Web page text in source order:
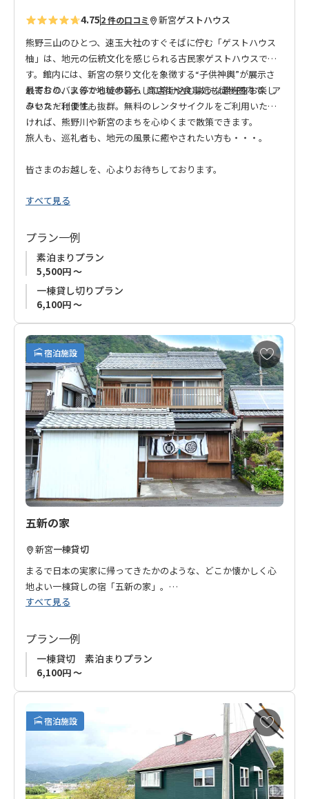
4.752 件の口コミ 新宮ゲストハウス
熊野三山のひとつ、速玉大社のすぐそばに佇む「ゲストハウス
柚」は、地元の伝統文化を感じられる古民家ゲストハウスで
す。館内には、新宮の祭り文化を象徴する“子供神輿”が展示さ
れており、まるで地域の暮らしに溶け込むような滞在をお楽し
みいただけます。
最寄りのバス停から徒歩5分、商店街や食事処も徒歩圏内で、ア
クセス・利便性も抜群。無料のレンタサイクルをご利用いただ
ければ、熊野川や新宮のまちを心ゆくまで散策できます。
旅人も、巡礼者も、地元の風景に癒やされたい方も・・・。
皆さまのお越しを、心よりお待ちしております。
すべて見る
プラン一例
素泊まりプラン
5,500円 ～
一棟貸し切りプラン
6,100円 ～
宿泊施設
お
気
に
入
り
に
追
加
五新の家
新宮一棟貸切
まるで日本の実家に帰ってきたかのような、どこか懐かしく心
地よい一棟貸しの宿「五新の家」。
熊野三山のひとつである「熊野速玉大社」や、「神倉神社」な
山・川・海の自然が日常のすぐそばにある静かな環境です。
宿から神倉神社までは徒歩15分、熊野速玉大社へも徒歩25分
と、歴史ある熊野の神々に出会えるロケーション。
どでアクセス可能です。
さらに、夏には三輪崎海水浴場（車で約10分）や川遊びも楽し
めるなど、四季折々の自然体験も魅力のひとつ。
徒歩圏内にはコンビニやコインランドリーもあり、スーパーも
車で5分と、長期滞在にも便利な環境が整っています。
すべて見る
プラン一例
一棟貸切 素泊まりプラン
6,100円 ～
宿泊施設
お
気
に
入
り
に